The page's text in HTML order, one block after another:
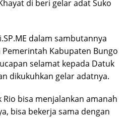
di beri gelar adat Suko
dalam sambutannya
Kabupaten Bungo
selamat kepada Datuk
dikukuhkan gelar adatnya.
bisa menjalankan amanah
bisa bekerja sama dengan